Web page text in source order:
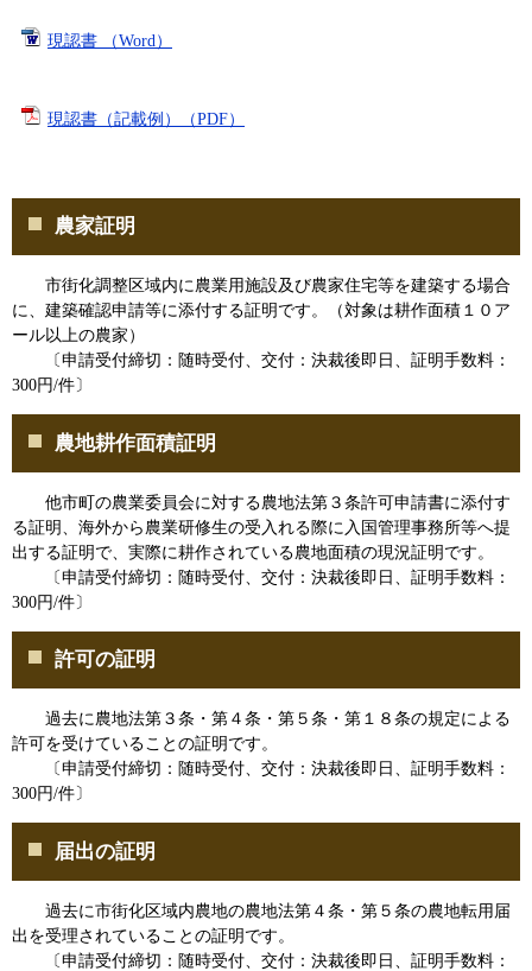
現認書 （Word）
現認書（記載例）（PDF）
農家証明
市街化調整区域内に農業用施設及び農家住宅等を建築する場合
に、建築確認申請等に添付する証明です。（対象は耕作面積１０ア
ール以上の農家）
〔申請受付締切：随時受付、交付：決裁後即日、証明手数料：
300円/件〕
農地耕作面積証明
他市町の農業委員会に対する農地法第３条許可申請書に添付す
る証明、海外から農業研修生の受入れる際に入国管理事務所等へ提
出する証明で、実際に耕作されている農地面積の現況証明です。
〔申請受付締切：随時受付、交付：決裁後即日、証明手数料：
300円/件〕
許可の証明
過去に農地法第３条・第４条・第５条・第１８条の規定による
許可を受けていることの証明です。
〔申請受付締切：随時受付、交付：決裁後即日、証明手数料：
300円/件〕
届出の証明
過去に市街化区域内農地の農地法第４条・第５条の農地転用届
出を受理されていることの証明です。
〔申請受付締切：随時受付、交付：決裁後即日、証明手数料：